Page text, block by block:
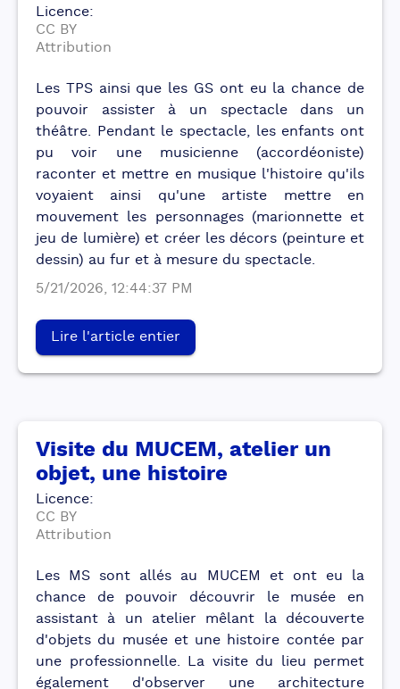
Licence:
CC BY
Attribution
Les TPS ainsi que les GS ont eu la chance de
pouvoir assister à un spectacle dans un
théâtre. Pendant le spectacle, les enfants ont
pu voir une musicienne (accordéoniste)
raconter et mettre en musique l'histoire qu'ils
voyaient ainsi qu'une artiste mettre en
mouvement les personnages (marionnette et
jeu de lumière) et créer les décors (peinture et
dessin) au fur et à mesure du spectacle.
5/21/2026, 12:44:37 PM
Lire l'article entier
Visite du MUCEM, atelier un
objet, une histoire
Licence:
CC BY
Attribution
Les MS sont allés au MUCEM et ont eu la
chance de pouvoir découvrir le musée en
assistant à un atelier mêlant la découverte
d'objets du musée et une histoire contée par
une professionnelle. La visite du lieu permet
également d'observer une architecture